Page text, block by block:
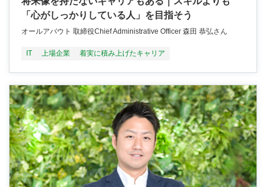
「心がしっかりしている人」を目指そう
オールアバウト 取締役Chief Administrative Officer 森田 恭弘さん
IT 上場企業 着実に積み上げたキャリア